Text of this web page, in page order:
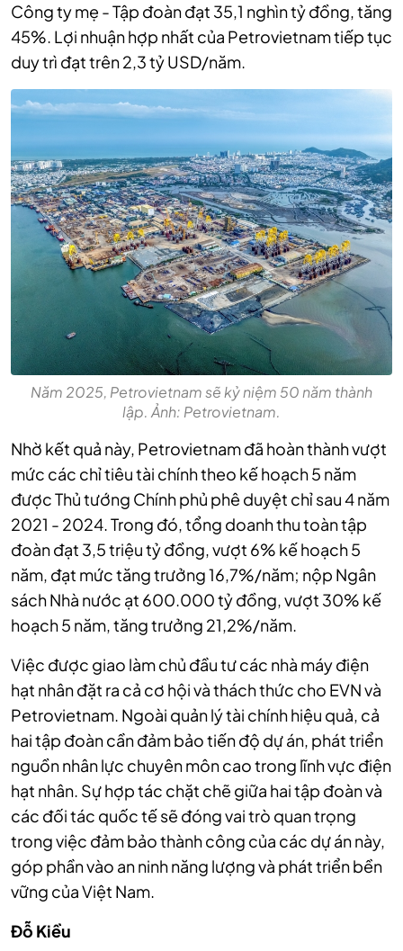
Công ty mẹ - Tập đoàn đạt 35,1 nghìn tỷ đồng, tăng
45%. Lợi nhuận hợp nhất của Petrovietnam tiếp tục
duy trì đạt trên 2,3 tỷ USD/năm.
Năm 2025, Petrovietnam sẽ kỷ niệm 50 năm thành
lập. Ảnh: Petrovietnam.
Nhờ kết quả này, Petrovietnam đã hoàn thành vượt
mức các chỉ tiêu tài chính theo kế hoạch 5 năm
được Thủ tướng Chính phủ phê duyệt chỉ sau 4 năm
2021 - 2024. Trong đó, tổng doanh thu toàn tập
đoàn đạt 3,5 triệu tỷ đồng, vượt 6% kế hoạch 5
năm, đạt mức tăng trưởng 16,7%/năm; nộp Ngân
sách Nhà nước ạt 600.000 tỷ đồng, vượt 30% kế
hoạch 5 năm, tăng trưởng 21,2%/năm.
Việc được giao làm chủ đầu tư các nhà máy điện
hạt nhân đặt ra cả cơ hội và thách thức cho EVN và
Petrovietnam. Ngoài quản lý tài chính hiệu quả, cả
hai tập đoàn cần đảm bảo tiến độ dự án, phát triển
nguồn nhân lực chuyên môn cao trong lĩnh vực điện
hạt nhân. Sự hợp tác chặt chẽ giữa hai tập đoàn và
các đối tác quốc tế sẽ đóng vai trò quan trọng
trong việc đảm bảo thành công của các dự án này,
góp phần vào an ninh năng lượng và phát triển bền
vững của Việt Nam.
Đỗ Kiều